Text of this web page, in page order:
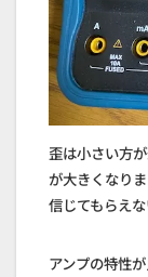
歪は小さい方
が大きくなり
信じてもらえ
アンプの特性